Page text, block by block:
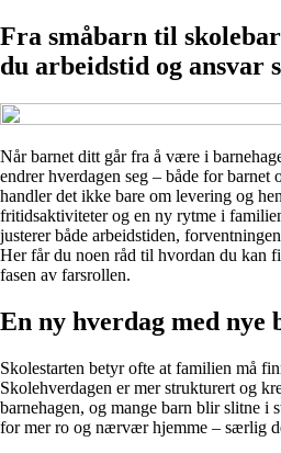
Fra småbarn til
du arbeidstid og ansvar
Når barnet ditt går fra å være i
endrer hverdagen seg – både for barnet
handler det ikke bare om levering og
fritidsaktiviteter og en ny rytme i
justerer både arbeidstiden,
Her får du noen råd til hvordan du kan
fasen av farsrollen.
En ny hverdag med nye
Skolestarten betyr ofte at familien må
Skolehverdagen er mer strukturert og
barnehagen, og mange barn blir slitne i
for mer ro og nærvær hjemme – særlig